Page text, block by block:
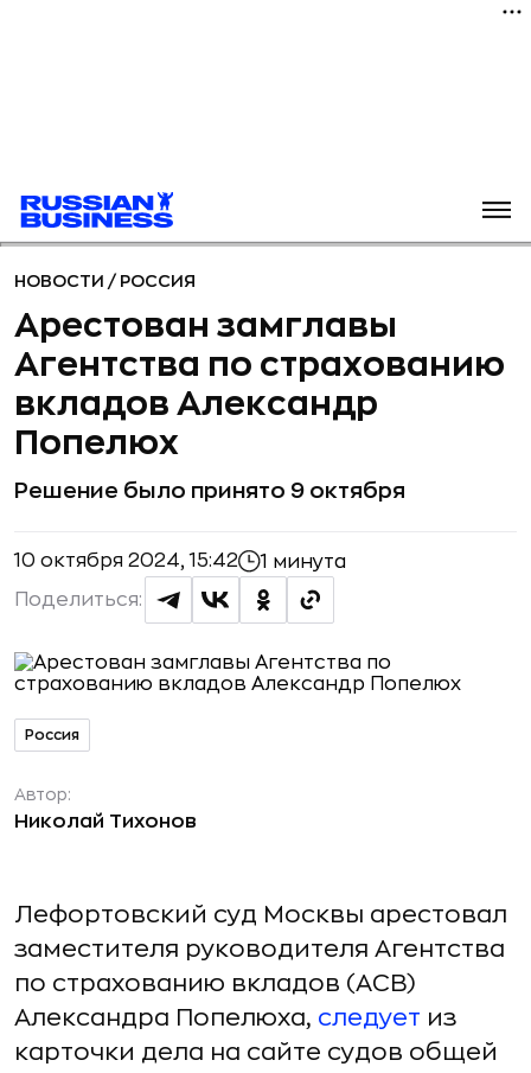
НОВОСТИ / РОССИЯ
Арестован замглавы
Агентства по страхованию
вкладов Александр
Попелюх
Решение было принято 9 октября
10 октября 2024, 15:42 1 минута
Поделиться:
Россия
Автор:
Николай Тихонов
Лефортовский суд Москвы арестовал
заместителя руководителя Агентства
по страхованию вкладов (АСВ)
Александра Попелюха, следует из
карточки дела на сайте судов общей